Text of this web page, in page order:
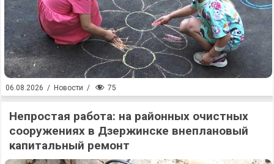
06.08.2026 / Новости / 75
Непростая работа: на районных очистных
сооружениях в Дзержинске внеплановый
капитальный ремонт